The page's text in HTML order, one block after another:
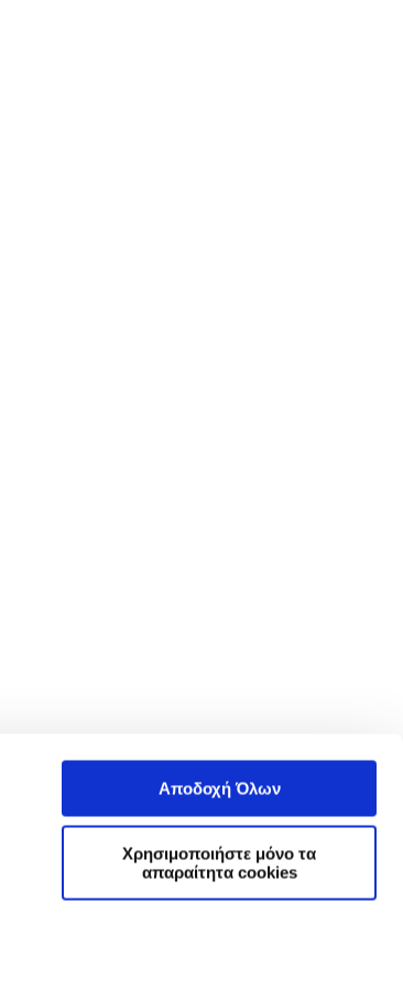
Αποδοχή Όλων
Χρησιμοποιήστε μόνο τα
απαραίτητα cookies